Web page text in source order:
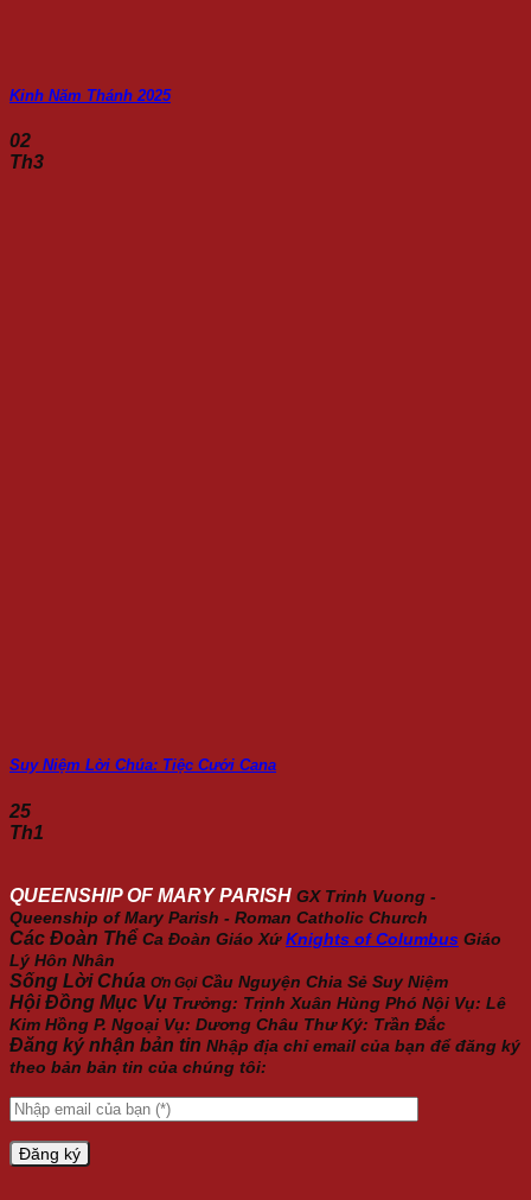
Kinh Năm Thánh 2025
02
Th3
Suy Niệm Lời Chúa: Tiệc Cưới Cana
25
Th1
QUEENSHIP OF MARY PARISH GX Trinh Vuong -
Queenship of Mary Parish - Roman Catholic Church
Các Đoàn Thể Ca Đoàn Giáo Xứ Knights of Columbus Giáo
Lý Hôn Nhân
Sống Lời Chúa Ơn Gọi Cầu Nguyện Chia Sẻ Suy Niệm
Hội Đồng Mục Vụ Trưởng: Trịnh Xuân Hùng Phó Nội Vụ: Lê
Kim Hồng P. Ngoại Vụ: Dương Châu Thư Ký: Trần Đắc
Đăng ký nhận bản tin Nhập địa chỉ email của bạn để đăng ký
theo bản bản tin của chúng tôi: